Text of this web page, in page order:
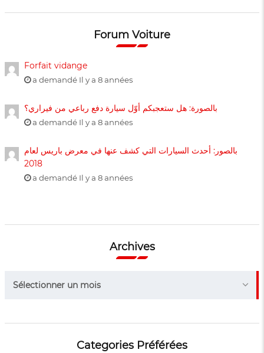
Forum Voiture
Forfait vidange
a demandé Il y a 8 années
بالصورة: هل ستعجبكم أوّل سيارة دفع رباعي من فيراري؟
a demandé Il y a 8 années
بالصور: أحدث السيارات التي كشف عنها في معرض باريس لعام
2018
a demandé Il y a 8 années
Archives
Sélectionner un mois
Categories Préférées